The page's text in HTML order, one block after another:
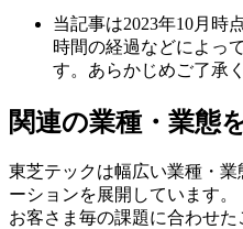
当記事は2023年10月時
時間の経過などによっ
す。あらかじめご了承
関連の業種・業態
東芝テックは幅広い業種・
ーションを展開しています。
お客さま毎の課題に合わせた